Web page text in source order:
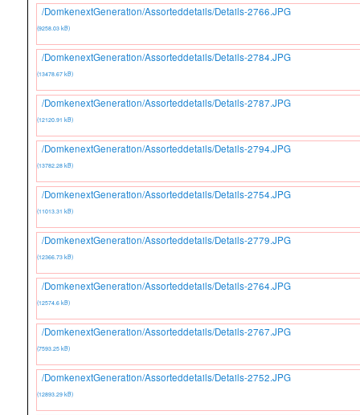
/DomkenextGeneration/Assorteddetails/Details-2766.JPG
(9258.03 kB)
/DomkenextGeneration/Assorteddetails/Details-2784.JPG
(13478.67 kB)
/DomkenextGeneration/Assorteddetails/Details-2787.JPG
(12120.91 kB)
/DomkenextGeneration/Assorteddetails/Details-2794.JPG
(13782.28 kB)
/DomkenextGeneration/Assorteddetails/Details-2754.JPG
(11013.31 kB)
/DomkenextGeneration/Assorteddetails/Details-2779.JPG
(12366.73 kB)
/DomkenextGeneration/Assorteddetails/Details-2764.JPG
(12574.6 kB)
/DomkenextGeneration/Assorteddetails/Details-2767.JPG
(7593.25 kB)
/DomkenextGeneration/Assorteddetails/Details-2752.JPG
(12893.29 kB)